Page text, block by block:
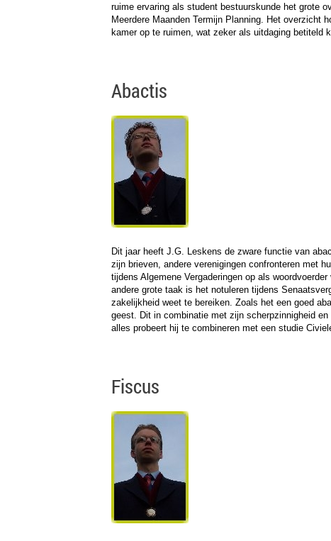
ruime ervaring als student bestuurskunde het grote
Meerdere Maanden Termijn Planning. Het overzicht
kamer op te ruimen, wat zeker als uitdaging betiteld
Abactis
Dit jaar heeft J.G. Leskens de zware functie van
zijn brieven, andere verenigingen confronteren met
tijdens Algemene Vergaderingen op als
andere grote taak is het notuleren tijdens
zakelijkheid weet te bereiken. Zoals het een goed
geest. Dit in combinatie met zijn scherpzinnigheid
alles probeert hij te combineren met een studie
Fiscus